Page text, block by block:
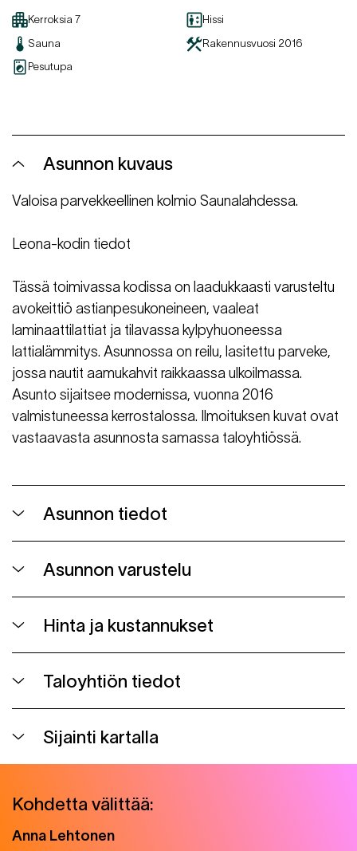
Kerroksia 7
Hissi
Sauna
Rakennusvuosi 2016
Pesutupa
Asunnon kuvaus
Valoisa parvekkeellinen kolmio Saunalahdessa.
Leona-kodin tiedot
Tässä toimivassa kodissa on laadukkaasti varusteltu
avokeittiö astianpesukoneineen, vaaleat
laminaattilattiat ja tilavassa kylpyhuoneessa
lattialämmitys. Asunnossa on reilu, lasitettu parveke,
jossa nautit aamukahvit raikkaassa ulkoilmassa.
Asunto sijaitsee modernissa, vuonna 2016
valmistuneessa kerrostalossa. Ilmoituksen kuvat ovat
vastaavasta asunnosta samassa taloyhtiössä.
Asunnon tiedot
Asunnon varustelu
Hinta ja kustannukset
Taloyhtiön tiedot
Sijainti kartalla
Kohdetta välittää:
Anna Lehtonen